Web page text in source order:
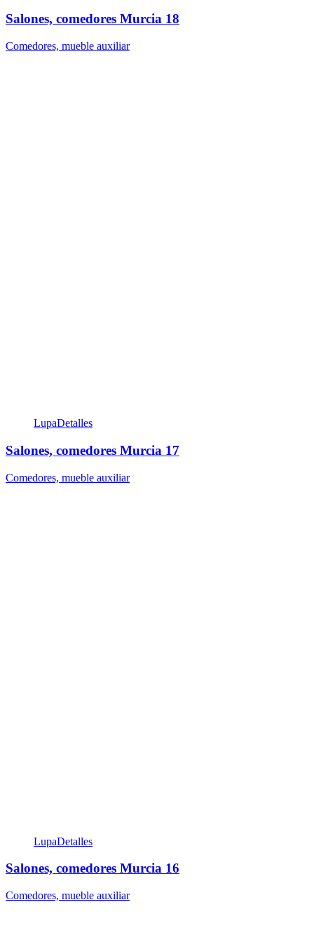
Salones, comedores Murcia 18
Comedores, mueble auxiliar
LupaDetalles
Salones, comedores Murcia 17
Comedores, mueble auxiliar
LupaDetalles
Salones, comedores Murcia 16
Comedores, mueble auxiliar